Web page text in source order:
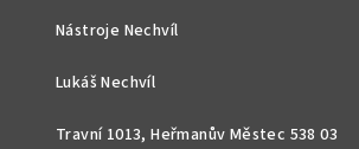
Nástroje Nechvíl
Lukáš Nechvíl
Travní 1013, Heřmanův Městec 538 03